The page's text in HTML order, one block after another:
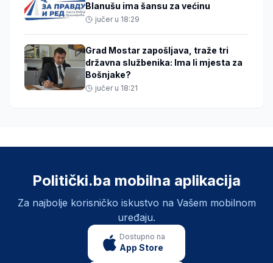
Blanušu ima šansu za većinu
jučer u 18:29
Grad Mostar zapošljava, traže tri
državna službenika: Ima li mjesta za
Bošnjake?
jučer u 18:21
Politički.ba mobilna aplikacija
Za najbolje korisničko iskustvo na Vašem mobilnom
uređaju.
Dostupno na
App Store